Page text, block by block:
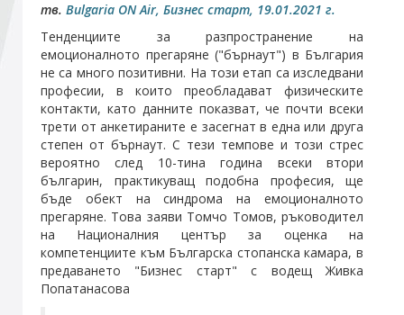
Абонирайте се!
тв. Bulgaria ON Air, Бизнес старт, 19.01.2021 г.
Тенденциите за разпространение на
емоционалното прегаряне ("бърнаут") в България
не са много позитивни. На този етап са изследвани
професии, в които преобладават физическите
контакти, като данните показват, че почти всеки
трети от анкетираните е засегнат в една или друга
степен от бърнаут. С тези темпове и този стрес
вероятно след 10-тина година всеки втори
българин, практикуващ подобна професия, ще
бъде обект на синдрома на емоционалното
прегаряне. Това заяви Томчо Томов, ръководител
на Националния център за оценка на
компетенциите към Българска стопанска камара, в
предаването "Бизнес старт" с водещ Живка
Попатанасова